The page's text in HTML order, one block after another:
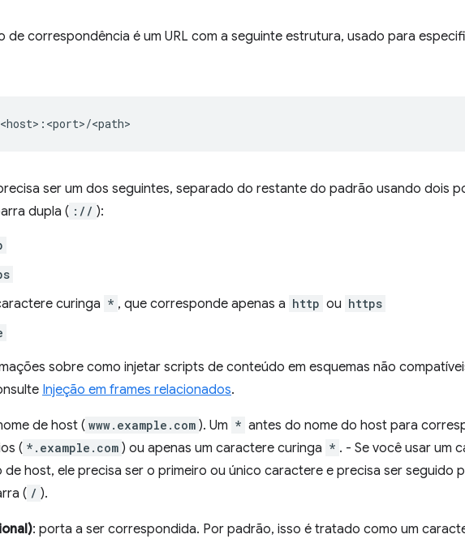
de correspondência é um URL com a seguinte estrutura, usado para
ser um dos seguintes, separado do restante do padrão usando dois
dupla ( :// ):
curinga * , que corresponde apenas a http ou https
sobre como injetar scripts de conteúdo em esquemas não
Injeção em frames relacionados.
de host ( www.example.com ). Um * antes do nome do host para
( *.example.com ) ou apenas um caractere curinga * . - Se você usar um
de host, ele precisa ser o primeiro ou único caractere e precisa ser seguido
( / ).
: porta a ser correspondida. Por padrão, isso é tratado como um